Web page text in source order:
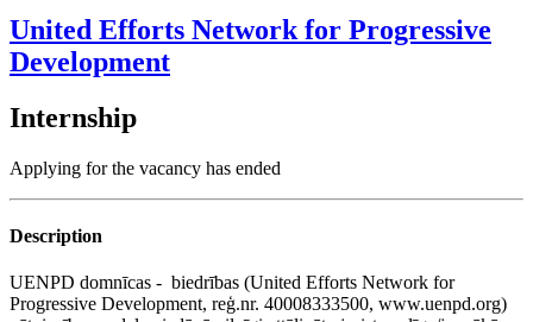
United Efforts Network for Progressive
Development
Internship
Applying for the vacancy has ended
Description
UENPD domnīcas - biedrības (United Efforts Network for
Progressive Development, reģ.nr. 40008333500, www.uenpd.org)